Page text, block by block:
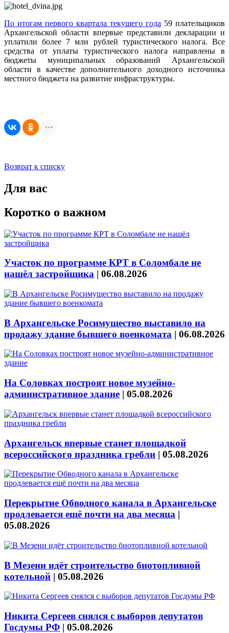
По итогам первого квартала текущего года 59 плательщиков
Архангельской области впервые представили декларации и
уплатили более 7 млн рублей туристического налога. Все
средства от уплаты туристического налога направлены в
бюджеты муниципальных образований Архангельской
области в качестве дополнительного доходного источника
местного бюджета на развитие инфраструктуры.
Возврат к списку
Для вас
Коротко о важном
Участок по программе КРТ в Соломбале не
нашёл застройщика | 06.08.2026
В Архангельске Росимущество выставило на
продажу здание бывшего военкомата | 06.08.2026
На Соловках построят новое музейно-
административное здание | 05.08.2026
Архангельск впервые станет площадкой
всероссийского праздника гребли | 05.08.2026
Перекрытие Обводного канала в Архангельске
продлевается ещё почти на два месяца |
05.08.2026
В Мезени идёт строительство биотопливной
котельной | 05.08.2026
Никита Сергеев снялся с выборов депутатов
Госдумы РФ | 05.08.2026